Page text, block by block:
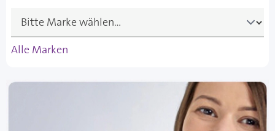
Alle Marken